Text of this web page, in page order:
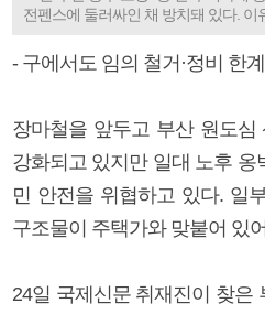
전펜스에 둘러싸인 채 방치돼 있다. 이
- 구에서도 임의 철거·정비 한계
장마철을 앞두고 부산 원도
강화되고 있지만 일대 노후
민 안전을 위협하고 있다. 일
구조물이 주택가와 맞붙어 있
24일 국제신문 취재진이 찾은